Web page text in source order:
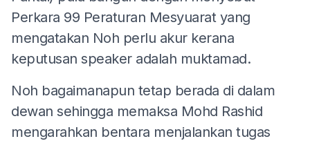
Perkara 99 Peraturan Mesyuarat yang
mengatakan Noh perlu akur kerana
keputusan speaker adalah muktamad.
Noh bagaimanapun tetap berada di dalam
dewan sehingga memaksa Mohd Rashid
mengarahkan bentara menjalankan tugas